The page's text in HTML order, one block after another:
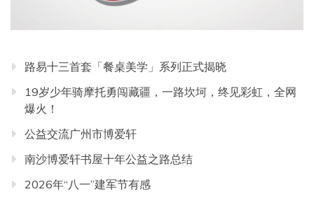
路易十三首套「餐桌美学」系列正式揭晓
19岁少年骑摩托勇闯藏疆，一路坎坷，终见彩虹，全网
爆火！
公益交流广州市博爱轩
南沙博爱轩书屋十年公益之路总结
2026年“八一”建军节有感